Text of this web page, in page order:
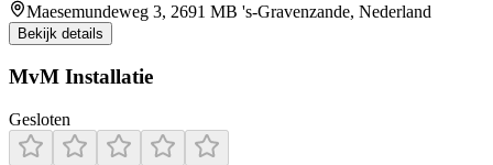
Maesemundeweg 3, 2691 MB 's-Gravenzande, Nederland
Bekijk details
MvM Installatie
Gesloten